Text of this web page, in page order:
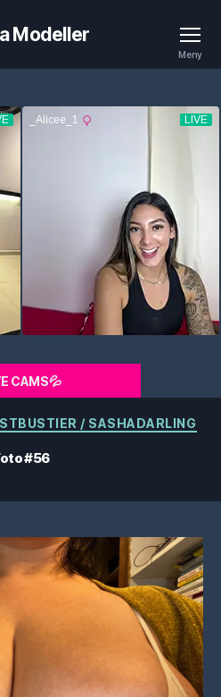
Modeller
Meny
CAMS💦
Kategorier/ SASHADARLING
#56